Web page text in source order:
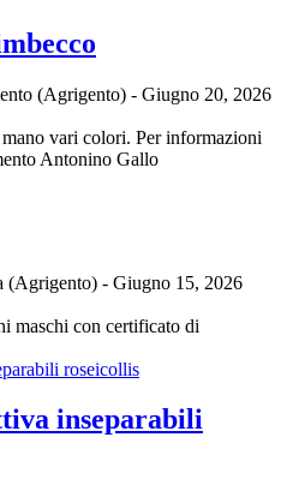
(Agrigento) - Giugno 20, 2026
mano vari colori. Per informazioni
Antonino Gallo
(Agrigento) - Giugno 15, 2026
maschi con certificato di
inseparabili